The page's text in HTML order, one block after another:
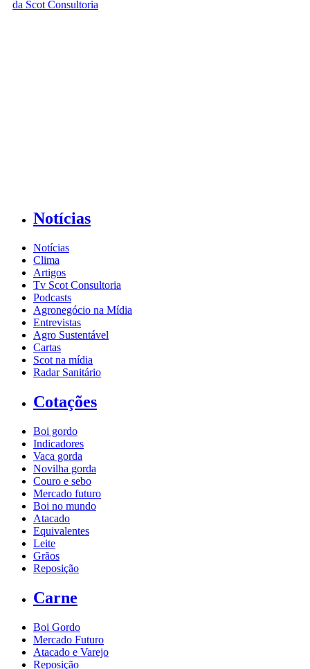
Notícias
Notícias
Clima
Artigos
Tv Scot Consultoria
Podcasts
Agronegócio na Mídia
Entrevistas
Agro Sustentável
Cartas
Scot na mídia
Radar Sanitário
Cotações
Boi gordo
Indicadores
Vaca gorda
Novilha gorda
Couro e sebo
Mercado futuro
Boi no mundo
Atacado
Equivalentes
Leite
Grãos
Reposição
Carne
Boi Gordo
Mercado Futuro
Atacado e Varejo
Reposição